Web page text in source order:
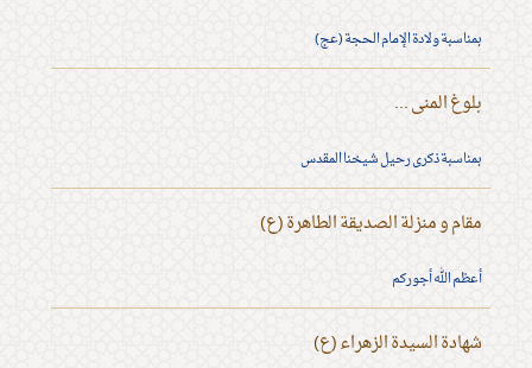
بمناسبة ولادة الإمام الحجة (عج)
بلوغ المنى ...
بمناسبة ذكرى رحيل شيخنا المقدس
مقام و منزلة الصديقة الطاهرة (ع)
أعظم الله أجوركم
شهادة السيدة الزهراء (ع)